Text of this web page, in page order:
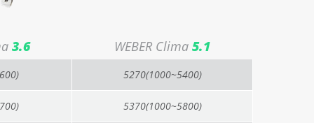
3.6 WEBER Clima 5.1
5270(1000~5400)
5370(1000~5800)